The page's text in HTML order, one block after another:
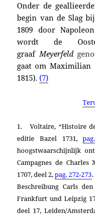
Onder de
begin van de Slag
1809 door Napoleon
wordt de
graafMeyerfeld
gaat om Maximilian
1815).(7)
1. Voltaire, “Histoire
editie Bazel 1731,
hoogstwaarschijnlijk
Campagnes de Charles
1707, deel 2,pag. 272-273
Beschreibung Carls
Frankfurt und Leipzig
deel 17, Leiden/